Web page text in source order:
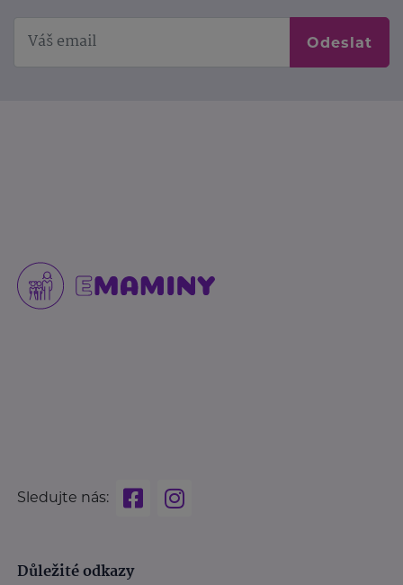
Odeslat
Sledujte nás:
Důležité odkazy